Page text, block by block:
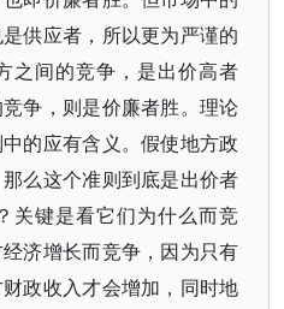
供应者，所以更为严谨的
之间的竞争，是出价高者
争，则是价廉者胜。理论
的应有含义。假使地方政
么这个准则到底是出价者
关键是看它们为什么而竞
济增长而竞争，因为只有
政收入才会增加，同时地